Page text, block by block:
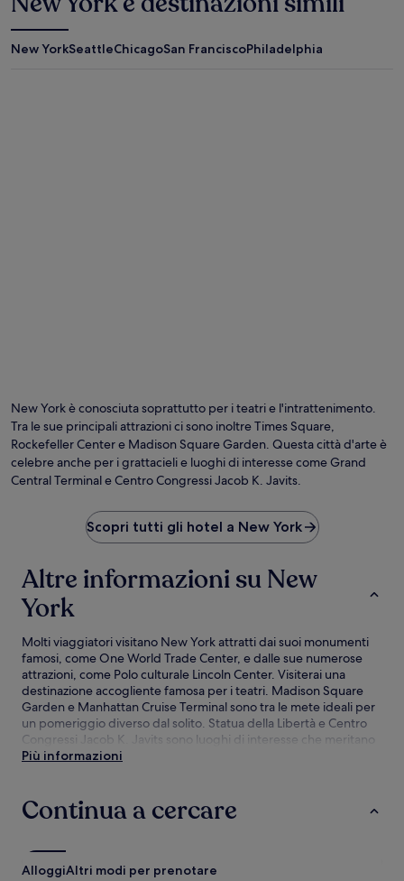
New YorkSeattleChicagoSan FranciscoPhiladelphia
New York è conosciuta soprattutto per i teatri e l'intrattenimento.
Tra le sue principali attrazioni ci sono inoltre Times Square,
Rockefeller Center e Madison Square Garden. Questa città d'arte è
celebre anche per i grattacieli e luoghi di interesse come Grand
Central Terminal e Centro Congressi Jacob K. Javits.
Scopri tutti gli hotel a New York
Altre informazioni su New
York
Molti viaggiatori visitano New York attratti dai suoi monumenti
famosi, come One World Trade Center, e dalle sue numerose
attrazioni, come Polo culturale Lincoln Center. Visiterai una
destinazione accogliente famosa per i teatri. Madison Square
Garden e Manhattan Cruise Terminal sono tra le mete ideali per
un pomeriggio diverso dal solito. Statua della Libertà e Centro
Congressi Jacob K. Javits sono luoghi di interesse che meritano
senza dubbio di essere visitati.
Più informazioni
Continua a cercare
AlloggiAltri modi per prenotare